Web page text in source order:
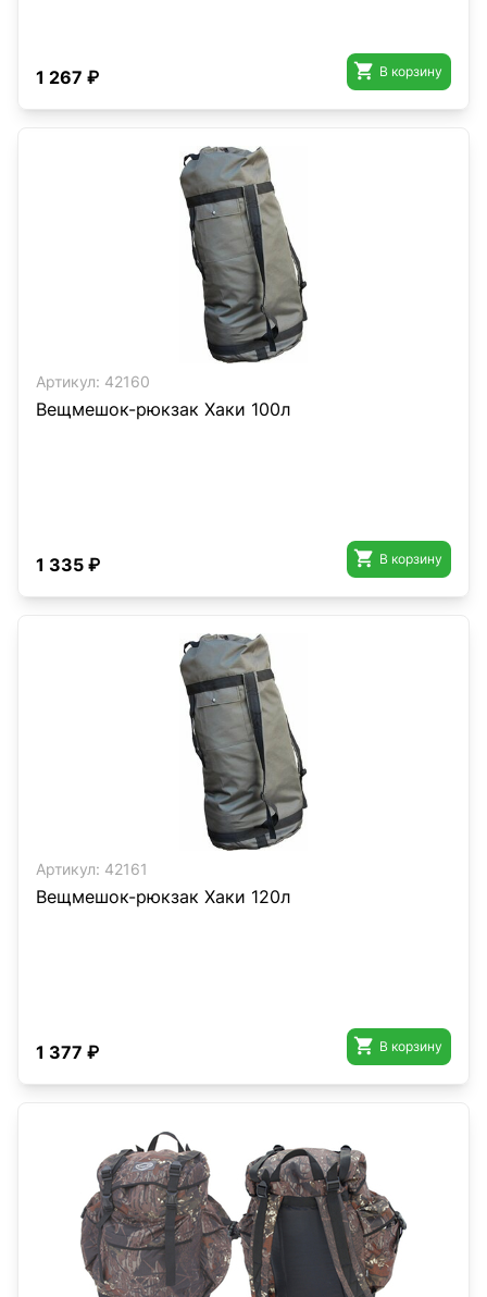
1 267 ₽  В корзину
Артикул: 42160
Вещмешок-рюкзак Хаки 100л
1 335 ₽  В корзину
Артикул: 42161
Вещмешок-рюкзак Хаки 120л
1 377 ₽  В корзину